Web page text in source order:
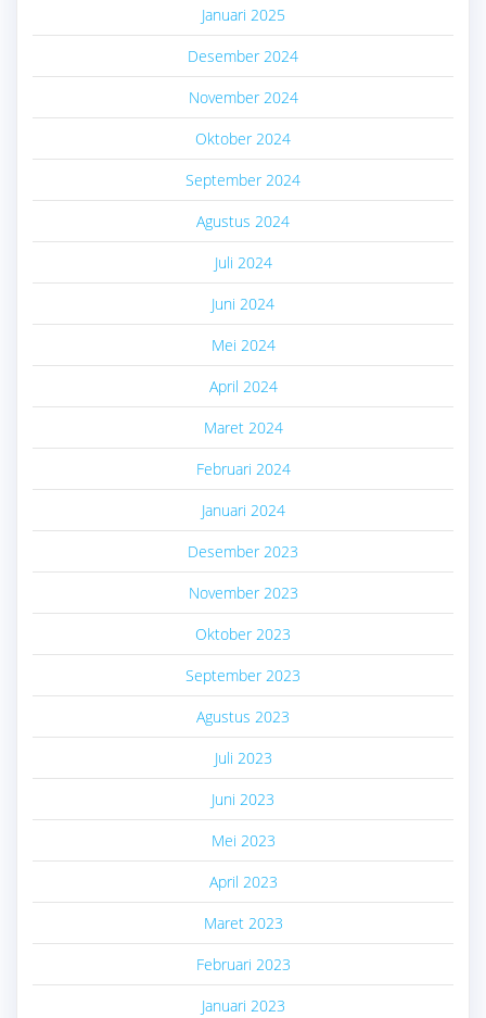
Januari 2025
Desember 2024
November 2024
Oktober 2024
September 2024
Agustus 2024
Juli 2024
Juni 2024
Mei 2024
April 2024
Maret 2024
Februari 2024
Januari 2024
Desember 2023
November 2023
Oktober 2023
September 2023
Agustus 2023
Juli 2023
Juni 2023
Mei 2023
April 2023
Maret 2023
Februari 2023
Januari 2023